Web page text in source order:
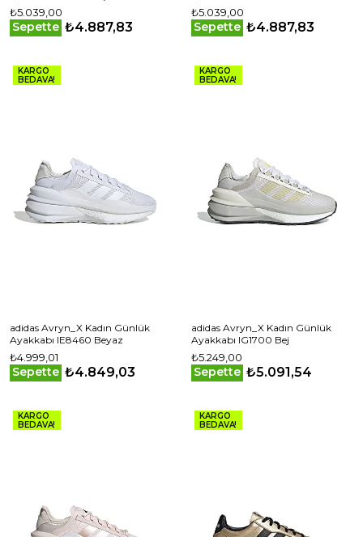
₺5.039,00
Sepette ₺4.887,83
₺5.039,00
Sepette ₺4.887,83
KARGO
BEDAVA!
adidas Avryn_X Kadın Günlük
Ayakkabı IE8460 Beyaz
₺4.999,01
Sepette ₺4.849,03
KARGO
BEDAVA!
adidas Avryn_X Kadın Günlük
Ayakkabı IG1700 Bej
₺5.249,00
Sepette ₺5.091,54
KARGO
BEDAVA!
KARGO
BEDAVA!